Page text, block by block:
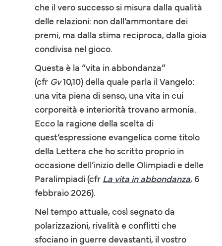
che il vero successo si misura dalla qualità
delle relazioni: non dall’ammontare dei
premi, ma dalla stima reciproca, dalla gioia
condivisa nel gioco.
Questa è la “vita in abbondanza”
(cfr Gv10,10) della quale parla il Vangelo:
una vita piena di senso, una vita in cui
corporeità e interiorità trovano armonia.
Ecco la ragione della scelta di
quest’espressione evangelica come titolo
della Lettera che ho scritto proprio in
occasione dell’inizio delle Olimpiadi e delle
Paralimpiadi (cfr La vita in abbondanza, 6
febbraio 2026).
Nel tempo attuale, così segnato da
polarizzazioni, rivalità e conflitti che
sfociano in guerre devastanti, il vostro